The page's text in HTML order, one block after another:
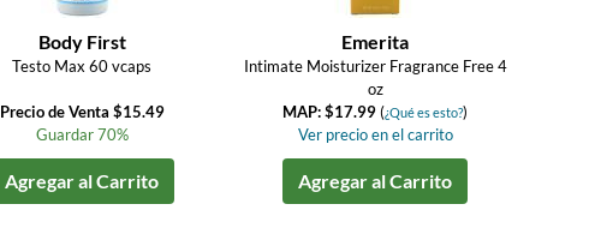
Body First
Testo Max 60 vcaps
Precio de Venta $15.49
Guardar 70%
Agregar al Carrito
Emerita
Intimate Moisturizer Fragrance Free 4
oz
MAP: $17.99(¿Qué es esto?)
Ver precio en el carrito
Agregar al Carrito